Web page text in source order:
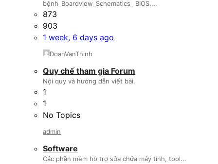
bệnh_Boardview_Schematics_ BIOS....
873
903
1 week, 6 days ago
DoanVanThinh
Quy chế tham gia Forum
Nội quy và hướng dẫn viết bài.
1
1
No Topics
admin
Software
Các phần mềm hỗ trợ sửa chữa máy tính, tool...